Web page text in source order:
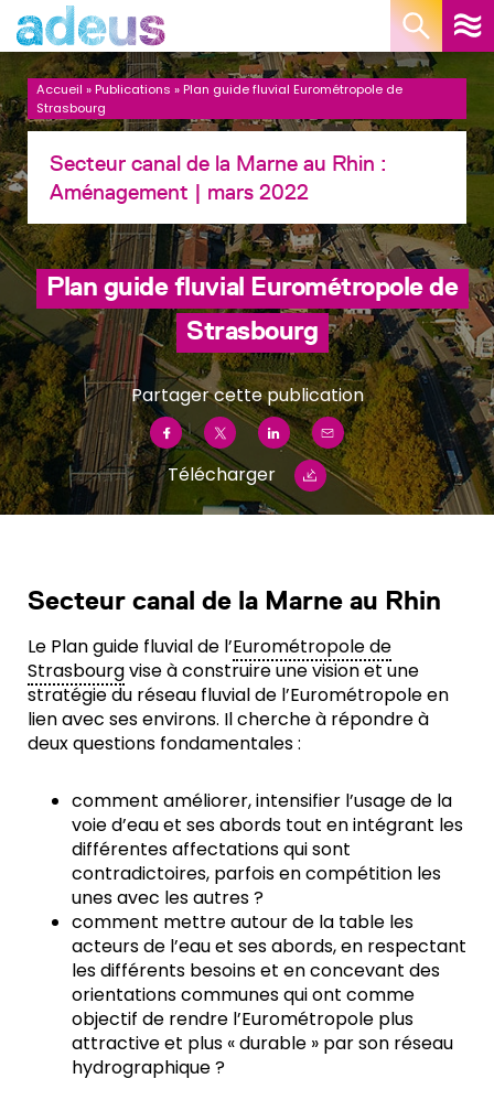
Accueil »Publications »Plan guide fluvial Eurométropole de
Strasbourg
Secteur canal de la Marne au Rhin :
Aménagement | mars 2022
Plan guide fluvial Eurométropole de
Strasbourg
Partager cette publication
Télécharger
Secteur canal de la Marne au Rhin
Le Plan guide fluvial de l’Eurométropole de
Strasbourgvise à construire une vision et une
stratégie du réseau fluvial de l’Eurométropole en
lien avec ses environs. Il cherche à répondre à
deux questions fondamentales :
comment améliorer, intensifier l’usage de la
voie d’eau et ses abords tout en intégrant les
différentes affectations qui sont
contradictoires, parfois en compétition les
unes avec les autres ?
comment mettre autour de la table les
acteurs de l’eau et ses abords, en respectant
les différents besoins et en concevant des
orientations communes qui ont comme
objectif de rendre l’Eurométropole plus
attractive et plus « durable » par son réseau
hydrographique ?
Panneau de gestion des cookies